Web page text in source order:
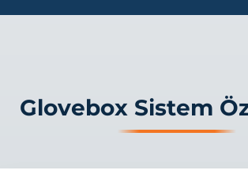
Glovebox Sistem